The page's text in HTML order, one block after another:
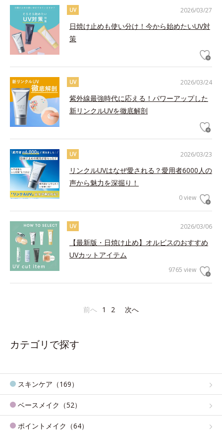
2026/03/27
UV
日焼け止めも使い分け！今から始めたいUV対
策
2026/03/24
UV
紫外線最強時代に応える！パワーアップした
新リンクルUVを徹底解剖
2026/03/23
UV
リンクルUVはなぜ愛される？愛用者6000人の
声から魅力を深掘り！
0 view
2026/03/06
UV
【最新版・日焼け止め】オルビスのおすすめ
UVカットアイテム
9765 view
前へ 1 2 次へ
カテゴリで探す
スキンケア（169）
ベースメイク（52）
ポイントメイク（64）